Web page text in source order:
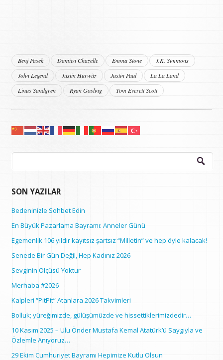
Benj Pasek Damien Chazelle Emma Stone
J.K. Simmons
John Legend
Justin Hurwitz Justin Paul
La La Land
Linus Sandgren
Ryan Gosling Tom Everett Scott
Arama:
SON YAZILAR
Bedeninizle Sohbet Edin
En Büyük Pazarlama Bayramı: Anneler Günü
Egemenlik 106 yıldır kayıtsız şartsız “Milletin” ve hep öyle kalacak!
Senede Bir Gün Değil, Hep Kadınız 2026
Sevginin Ölçüsü Yoktur
Merhaba #2026
Kalpleri “PitPit” Atanlara 2026 Takvimleri
Bolluk; yüreğimizde, gülüşümüzde ve hissettiklerimizdedir…
10 Kasım 2025 – Ulu Önder Mustafa Kemal Atatürk’ü Saygıyla ve
Özlemle Anıyoruz…
29 Ekim Cumhuriyet Bayramı Hepimize Kutlu Olsun